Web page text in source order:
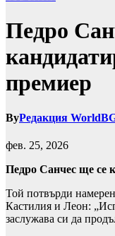
Педро
премиер
ByРедакция
фев. 25, 2026
Педро Санчес ще се
Той потвърди
Кастилия и Леон:
заслужава си да